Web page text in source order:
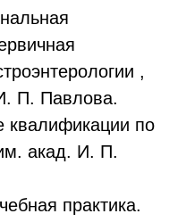
,
П. Павлова.
квалификации по
акад. И. П.
практика.